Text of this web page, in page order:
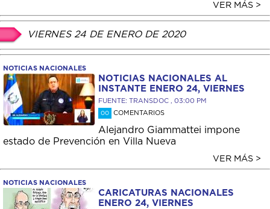
VER MÁS >
VIERNES 24 DE ENERO DE 2020
NOTICIAS NACIONALES
NOTICIAS NACIONALES AL
INSTANTE ENERO 24, VIERNES
FUENTE: TRANSDOC , 03:00 PM
00 COMENTARIOS
Alejandro Giammattei impone
estado de Prevención en Villa Nueva
VER MÁS >
NOTICIAS NACIONALES
CARICATURAS NACIONALES
ENERO 24, VIERNES